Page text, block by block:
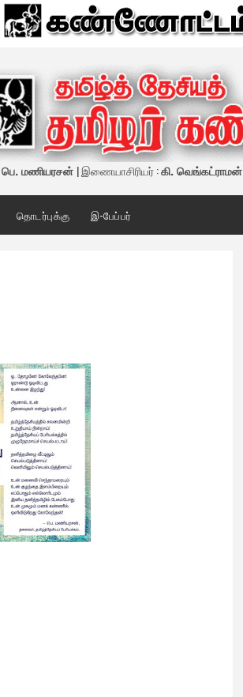
பெ. மணியரசன் | இணையாசிரியர் :கி. வெங்கட்ராமன்
தொடர்புக்கு இ-பேப்பர்